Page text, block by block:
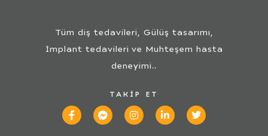
Tüm diş tedavileri, Gülüş tasarımı,
İmplant tedavileri ve Muhteşem hasta
deneyimi..
TAKIP ET